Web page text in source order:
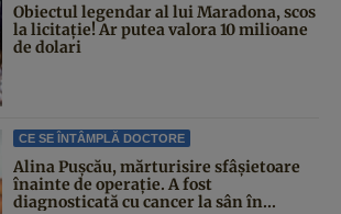
Obiectul legendar al lui Maradona, scos
la licitație! Ar putea valora 10 milioane
de dolari
CE SE ÎNTÂMPLĂ DOCTORE
Alina Pușcău, mărturisire sfâșietoare
înainte de operație. A fost
diagnosticată cu cancer la sân în...